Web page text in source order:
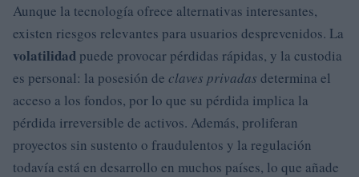
Aunque la tecnología ofrece alternativas interesantes,
existen riesgos relevantes para usuarios desprevenidos. La
volatilidad puede provocar pérdidas rápidas, y la custodia
es personal: la posesión de claves privadas determina el
acceso a los fondos, por lo que su pérdida implica la
pérdida irreversible de activos. Además, proliferan
proyectos sin sustento o fraudulentos y la regulación
todavía está en desarrollo en muchos países, lo que añade